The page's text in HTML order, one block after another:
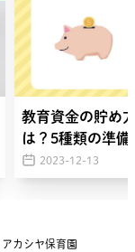
教育資金の貯め
は？5種類の準
2023-12-13
アカシヤ保育園